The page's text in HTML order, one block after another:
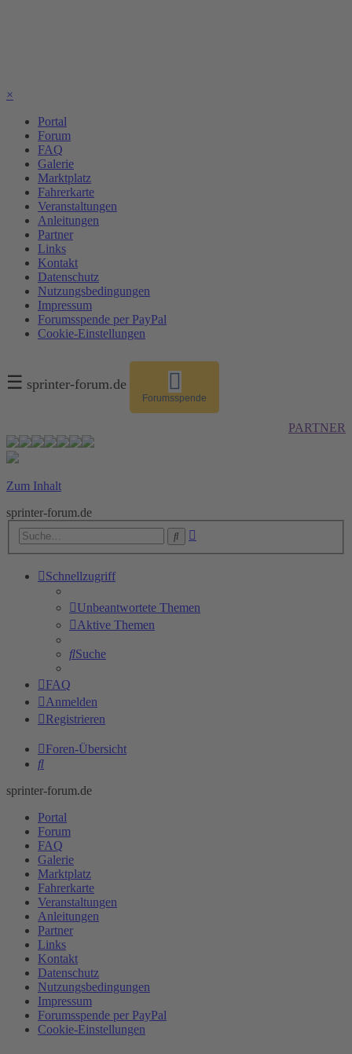
×
Portal
Forum
FAQ
Galerie
Marktplatz
Fahrerkarte
Veranstaltungen
Anleitungen
Partner
Links
Kontakt
Datenschutz
Nutzungsbedingungen
Impressum
Forumsspende per PayPal
Cookie-Einstellungen
☰ sprinter-forum.de
Forumsspende
PARTNER
Zum Inhalt
sprinter-forum.de
Suche
Schnellzugriff
Unbeantwortete Themen
Aktive Themen
Suche
FAQ
Anmelden
Registrieren
Foren-Übersicht
Suche
sprinter-forum.de
Portal
Forum
FAQ
Galerie
Marktplatz
Fahrerkarte
Veranstaltungen
Anleitungen
Partner
Links
Kontakt
Datenschutz
Nutzungsbedingungen
Impressum
Forumsspende per PayPal
Cookie-Einstellungen